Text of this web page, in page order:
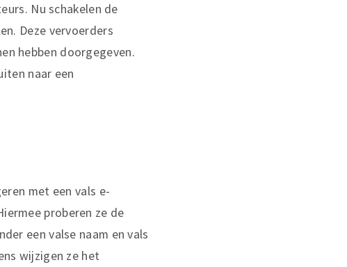
Nu schakelen de
Deze vervoerders
hebben doorgegeven.
naar een
met een vals e-
proberen ze de
een valse naam en vals
wijzigen ze het